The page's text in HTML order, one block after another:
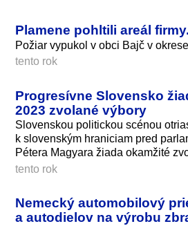
Plamene pohltili areál
Požiar vypukol v obci Bajč v
tento rok
Progresívne Slovensko
2023 zvolané výbory
Slovenskou politickou scénou
k slovenským hraniciam pred
Pétera Magyara žiada okamžité
tento rok
Nemecký automobilový
a autodielov na výrobu